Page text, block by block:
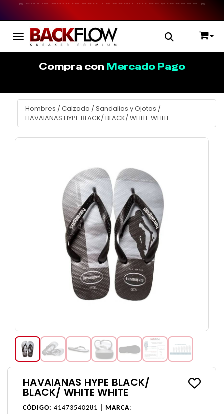
Toggle navigation
Compra con Mercado Pago
Hombres / Calzado / Sandalias y Ojotas /
HAVAIANAS HYPE BLACK/ BLACK/ WHITE WHITE
HAVAIANAS HYPE BLACK/
BLACK/ WHITE WHITE
CÓDIGO: 41473540281 | MARCA: